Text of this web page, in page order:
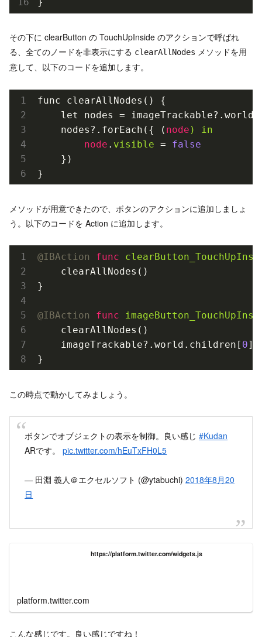
その下に clearButton の TouchUpInside のアクションで呼ばれ
る、全てのノードを非表示にする clearAllNodes メソッドを用
意して、以下のコードを追加します。
func clearAllNodes() {
let nodes =
    nodes?.forEach({ (
node ) in
node . visible = false
    })
メソッドが用意できたので、ボタンのアクションに追加しましょ
う。以下のコードを Action に追加します。
@IBAction func
    clearAllNodes()
}
@IBAction func
    clearAllNodes()
    imageTrackable?.world.children[
0
この時点で動かしてみましょう。
ボタンでオブジェクトの表示を制御。良い感じ#Kudan
ARです。pic.twitter.com/hEuTxFH0L5
— 田淵 義人＠エクセルソフト (@ytabuchi)2018年8月20
日
https://platform.twitter.com/widgets.js
platform.twitter.com
こんな感じです。良い感じですね！